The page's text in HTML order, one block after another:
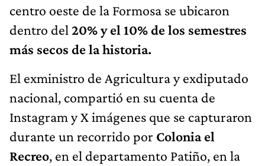
centro oeste de la Formosa se ubicaron
dentro del 20% y el 10% de los semestres
más secos de la historia.
El exministro de Agricultura y exdiputado
nacional, compartió en su cuenta de
Instagram y X imágenes que se capturaron
durante un recorrido por Colonia el
Recreo, en el departamento Patiño, en la